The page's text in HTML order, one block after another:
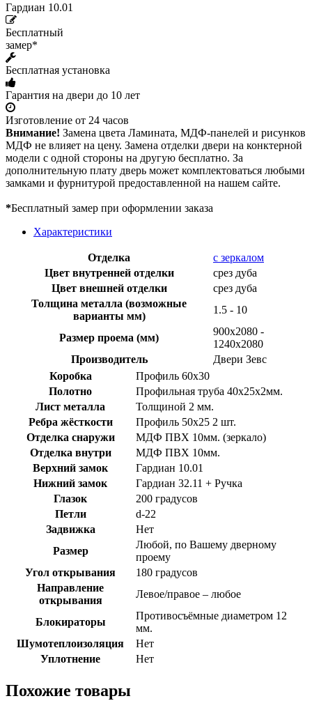
Гардиан 10.01
Бесплатный
замер*
Бесплатная установка
Гарантия на двери до 10 лет
Изготовление от 24 часов
Внимание! Замена цвета Ламината, МДФ-панелей и рисунков
МДФ не влияет на цену. Замена отделки двери на конктерной
модели с одной стороны на другую бесплатно. За
дополнительную плату дверь может комплектоваться любыми
замками и фурнитурой предоставленной на нашем сайте.
*Бесплатный замер при оформлении заказа
Характеристики
Отделка
с зеркалом
Цвет внутренней отделки
срез дуба
Цвет внешней отделки
срез дуба
Толщина металла (возможные
варианты мм)
1.5 - 10
Размер проема (мм)
900х2080 -
1240х2080
Производитель
Двери Зевс
Коробка
Профиль 60х30
Полотно
Профильная труба 40х25х2мм.
Лист металла
Толщиной 2 мм.
Ребра жёсткости
Профиль 50х25 2 шт.
Отделка снаружи
МДФ ПВХ 10мм. (зеркало)
Отделка внутри
МДФ ПВХ 10мм.
Верхний замок
Гардиан 10.01
Нижний замок
Гардиан 32.11 + Ручка
Глазок
200 градусов
Петли
d-22
Задвижка
Нет
Размер
Любой, по Вашему дверному
проему
Угол открывания
180 градусов
Направление
открывания
Левое/правое – любое
Блокираторы
Противосъёмные диаметром 12
мм.
Шумотеплоизоляция
Нет
Уплотнение
Нет
Похожие товары